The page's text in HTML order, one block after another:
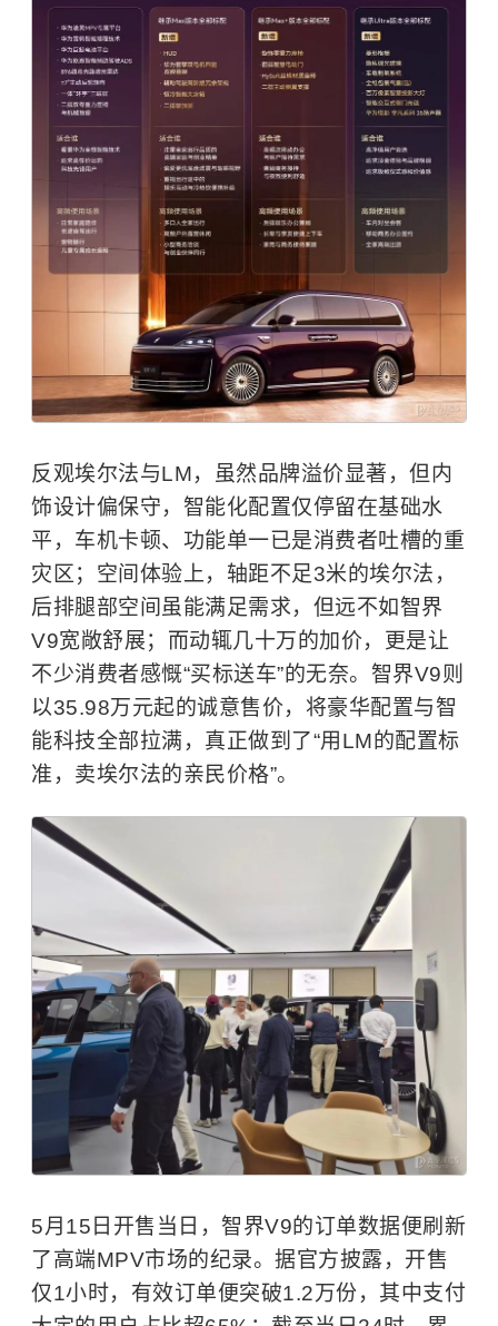
反观埃尔法与LM，虽然品牌溢价显著，但内
饰设计偏保守，智能化配置仅停留在基础水
平，车机卡顿、功能单一已是消费者吐槽的重
灾区；空间体验上，轴距不足3米的埃尔法，
后排腿部空间虽能满足需求，但远不如智界
V9宽敞舒展；而动辄几十万的加价，更是让
不少消费者感慨“买标送车”的无奈。智界V9则
以35.98万元起的诚意售价，将豪华配置与智
能科技全部拉满，真正做到了“用LM的配置标
准，卖埃尔法的亲民价格”。
5月15日开售当日，智界V9的订单数据便刷新
了高端MPV市场的纪录。据官方披露，开售
仅1小时，有效订单便突破1.2万份，其中支付